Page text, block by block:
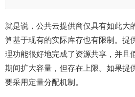
就是说，公共云提供商仅具有如此大
算基于现有的实际库存也有限制。提
理功能很好地完成了资源共享，并且
期间扩大容量，但存在上限。如果提
要采用定量分配机制。